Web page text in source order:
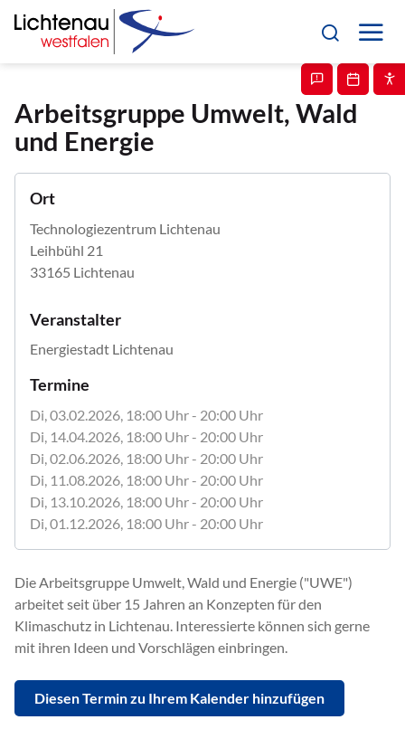
Arbeitsgruppe Umwelt, Wald
und Energie
Ort
Technologiezentrum Lichtenau
Leihbühl 21
33165 Lichtenau
Veranstalter
Energiestadt Lichtenau
Termine
Di, 03.02.2026 , 18:00 Uhr- 20:00 Uhr
Di, 14.04.2026 , 18:00 Uhr- 20:00 Uhr
Di, 02.06.2026 , 18:00 Uhr- 20:00 Uhr
Di, 11.08.2026 , 18:00 Uhr- 20:00 Uhr
Di, 13.10.2026 , 18:00 Uhr- 20:00 Uhr
Di, 01.12.2026 , 18:00 Uhr- 20:00 Uhr
Die Arbeitsgruppe Umwelt, Wald und Energie ("UWE")
arbeitet seit über 15 Jahren an Konzepten für den
Klimaschutz in Lichtenau. Interessierte können sich gerne
mit ihren Ideen und Vorschlägen einbringen.
Diesen Termin zu Ihrem Kalender hinzufügen